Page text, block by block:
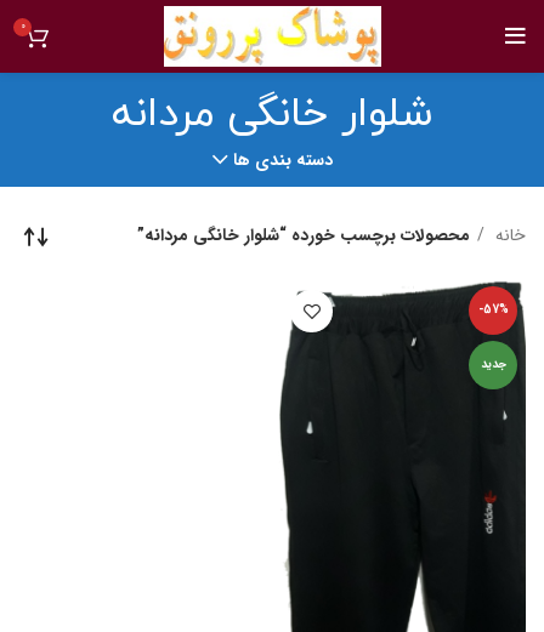
0
شلوار خانگی مردانه
دسته بندی ها
خانه محصولات برچسب خورده “شلوار خانگی مردانه”
-57%
جدید